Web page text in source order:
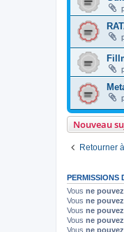
Nouveau
Retourner
PERMISSIONS
Vous ne
Vous ne
Vous ne
Vous ne
Vous ne